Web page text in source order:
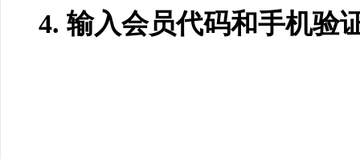
4. 输入会员代码和手机验